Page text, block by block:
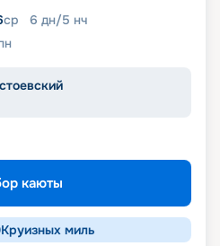
ср 6 дн/5 нч
каюты
Круизных миль